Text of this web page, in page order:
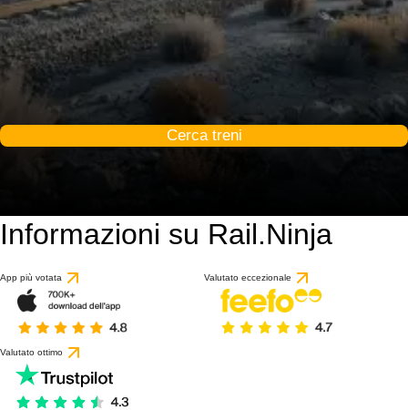
Cerca treni
Informazioni su Rail.Ninja
App più votata Valutato eccezionale
Valutato ottimo